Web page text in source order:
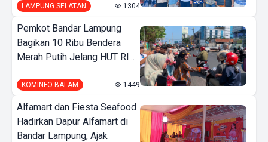
LAMPUNG SELATAN 1304
Pemkot Bandar Lampung
Bagikan 10 Ribu Bendera
Merah Putih Jelang HUT RI...
KOMINFO BALAM 1449
Alfamart dan Fiesta Seafood
Hadirkan Dapur Alfamart di
Bandar Lampung, Ajak